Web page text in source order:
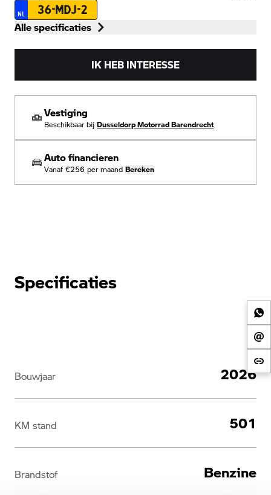
NL 36-MDJ-2
Alle specificaties
IK HEB INTERESSE
Vestiging
Beschikbaar bij Dusseldorp Motorrad Barendrecht
Auto financieren
Vanaf €256 per maand Bereken
Specificaties
2026
Bouwjaar
501
KM stand
Benzine
Brandstof